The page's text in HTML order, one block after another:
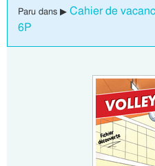
Paru dans ▶ Cahier de
6P